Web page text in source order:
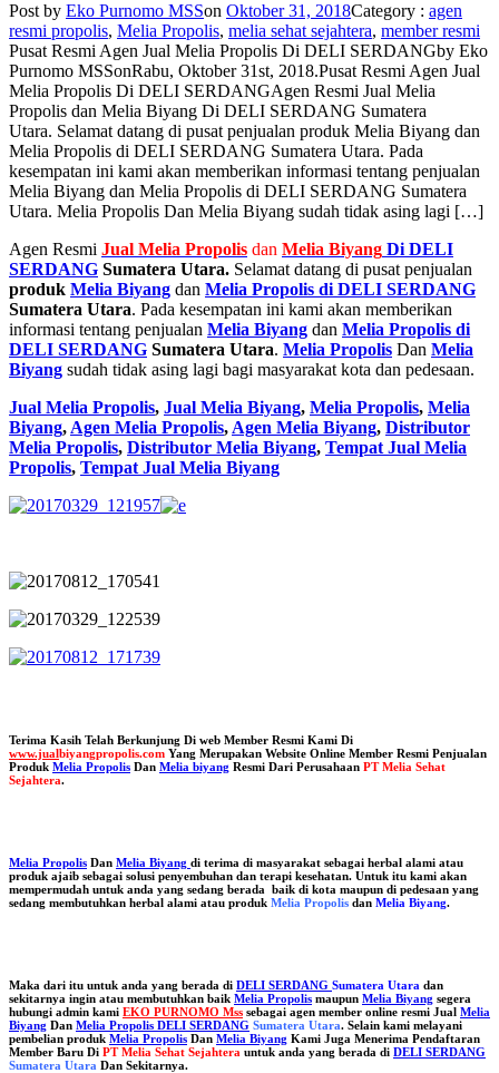
Post by Eko Purnomo MSSon Oktober 31, 2018Category : agen
resmi propolis, Melia Propolis, melia sehat sejahtera, member resmi
Pusat Resmi Agen Jual Melia Propolis Di DELI SERDANGby Eko
Purnomo MSSonRabu, Oktober 31st, 2018.Pusat Resmi Agen Jual
Melia Propolis Di DELI SERDANGAgen Resmi Jual Melia
Propolis dan Melia Biyang Di DELI SERDANG Sumatera
Utara. Selamat datang di pusat penjualan produk Melia Biyang dan
Melia Propolis di DELI SERDANG Sumatera Utara. Pada
kesempatan ini kami akan memberikan informasi tentang penjualan
Melia Biyang dan Melia Propolis di DELI SERDANG Sumatera
Utara. Melia Propolis Dan Melia Biyang sudah tidak asing lagi […]
Agen Resmi Jual Melia Propolis dan Melia Biyang Di DELI
SERDANG Sumatera Utara. Selamat datang di pusat penjualan
produk Melia Biyang dan Melia Propolis di DELI SERDANG
Sumatera Utara. Pada kesempatan ini kami akan memberikan
informasi tentang penjualan Melia Biyang dan Melia Propolis di
DELI SERDANG Sumatera Utara. Melia Propolis Dan Melia
Biyang sudah tidak asing lagi bagi masyarakat kota dan pedesaan.
Jual Melia Propolis, Jual Melia Biyang, Melia Propolis, Melia
Biyang, Agen Melia Propolis, Agen Melia Biyang, Distributor
Melia Propolis, Distributor Melia Biyang, Tempat Jual Melia
Propolis, Tempat Jual Melia Biyang
Terima Kasih Telah Berkunjung Di web Member Resmi Kami Di
www.jualbiyangpropolis.com Yang Merupakan Website Online Member Resmi Penjualan
Produk Melia Propolis Dan Melia biyang Resmi Dari Perusahaan PT Melia Sehat
Sejahtera.
Melia Propolis Dan Melia Biyang di terima di masyarakat sebagai herbal alami atau
produk ajaib sebagai solusi penyembuhan dan terapi kesehatan. Untuk itu kami akan
mempermudah untuk anda yang sedang berada baik di kota maupun di pedesaan yang
sedang membutuhkan herbal alami atau produk Melia Propolis dan Melia Biyang.
Maka dari itu untuk anda yang berada di DELI SERDANG Sumatera Utara dan
sekitarnya ingin atau membutuhkan baik Melia Propolis maupun Melia Biyang segera
hubungi admin kami EKO PURNOMO Mss sebagai agen member online resmi Jual Melia
Biyang Dan Melia Propolis DELI SERDANG Sumatera Utara. Selain kami melayani
pembelian produk Melia Propolis Dan Melia Biyang Kami Juga Menerima Pendaftaran
Member Baru Di PT Melia Sehat Sejahtera untuk anda yang berada di DELI SERDANG
Sumatera Utara Dan Sekitarnya.